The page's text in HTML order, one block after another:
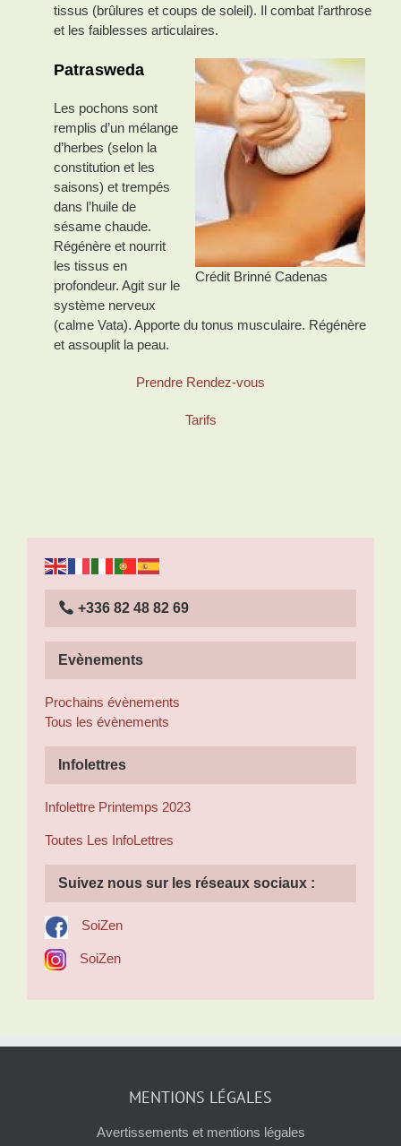
tissus (brûlures et coups de soleil). Il combat l’arthrose
et les faiblesses articulaires.
Crédit Brinné Cadenas
Patrasweda
Les pochons sont
remplis d’un mélange
d’herbes (selon la
constitution et les
saisons) et trempés
dans l’huile de
sésame chaude.
Régénère et nourrit
les tissus en
profondeur. Agit sur le
système nerveux
(calme Vata). Apporte du tonus musculaire. Régénère
et assouplit la peau.
Prendre Rendez-vous
Tarifs
+336 82 48 82 69
Evènements
Prochains évènements
Tous les évènements
Infolettres
Infolettre Printemps 2023
Toutes Les InfoLettres
Suivez nous sur les réseaux sociaux :
SoiZen
SoiZen
MENTIONS LÉGALES
Avertissements et mentions légales